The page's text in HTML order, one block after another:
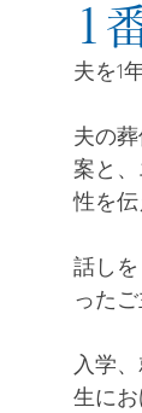
1
夫を1
夫の
案と
性を伝
話し
った
入学
生に